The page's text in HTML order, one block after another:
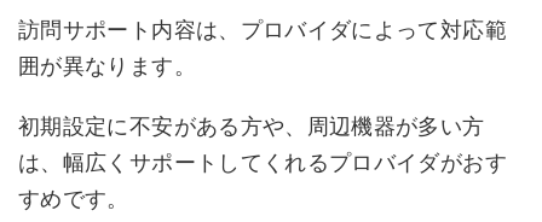
訪問サポート内容は、プロバイダによって対応範
囲が異なります。
初期設定に不安がある方や、周辺機器が多い方
は、幅広くサポートしてくれるプロバイダがおす
すめです。